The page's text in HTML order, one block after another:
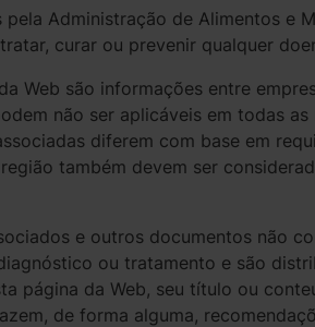
Administração de Alimentos e
curar ou prevenir qualquer
Web são informações entre
não ser aplicáveis em todas
diferem com base em
também devem ser
e outros documentos não
ou tratamento e são
página da Web, seu título ou
de forma alguma,